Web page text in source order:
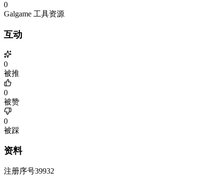
0
Galgame 工具资源
互动
0
被推
0
被赞
0
被踩
资料
注册序号39932